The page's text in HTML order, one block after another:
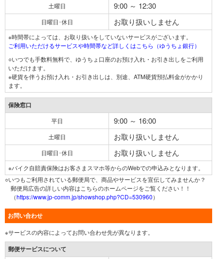
土曜日 9:00 ～ 12:30
日曜日･休日 お取り扱いしません
※時間帯によっては、お取り扱いをしていないサービスがございます。
ご利用いただけるサービスや時間帯など詳しくはこちら（ゆうちょ銀行）
○いつでも手数料無料で、ゆうちょ口座のお預け入れ・お引き出しをご利用
いただけます。
※硬貨を伴うお預け入れ・お引き出しは、別途、ATM硬貨預払料金がかかり
ます。
保険窓口
平日 9:00 ～ 16:00
土曜日 お取り扱いしません
日曜日･休日 お取り扱いしません
※バイク自賠責保険はお客さまスマホ等からのWebでの申込みとなります。
○いつもご利用されている郵便局で、商品やサービスを宣伝してみませんか？
郵便局広告の詳しい内容はこちらのホームページをご覧ください！！
（https://www.jp-comm.jp/showshop.php?CD=530960）
お問い合わせ
※サービスの内容によってお問い合わせ先が異なります。
郵便サービスについて